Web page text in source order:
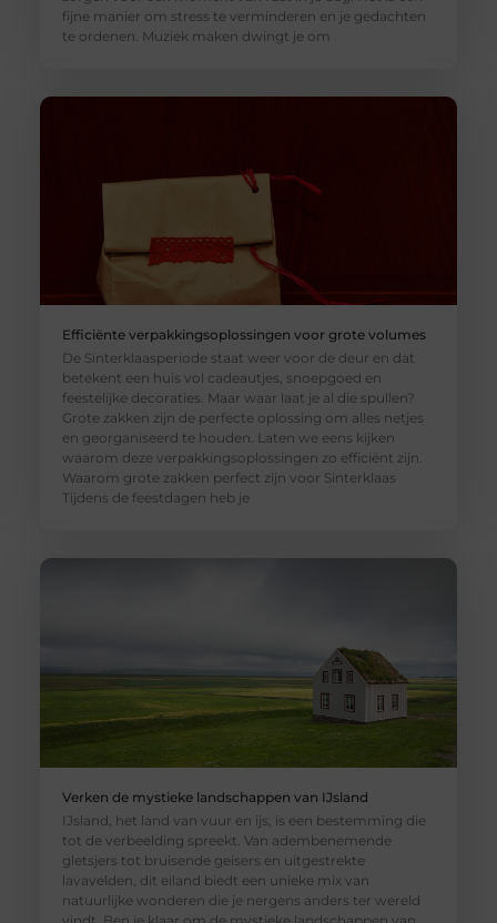
fijne manier om stress te verminderen en je gedachten
te ordenen. Muziek maken dwingt je om
Efficiënte verpakkingsoplossingen voor grote volumes
De Sinterklaasperiode staat weer voor de deur en dat
betekent een huis vol cadeautjes, snoepgoed en
feestelijke decoraties. Maar waar laat je al die spullen?
Grote zakken zijn de perfecte oplossing om alles netjes
en georganiseerd te houden. Laten we eens kijken
waarom deze verpakkingsoplossingen zo efficiënt zijn.
Waarom grote zakken perfect zijn voor Sinterklaas
Tijdens de feestdagen heb je
Verken de mystieke landschappen van IJsland
IJsland, het land van vuur en ijs, is een bestemming die
tot de verbeelding spreekt. Van adembenemende
gletsjers tot bruisende geisers en uitgestrekte
lavavelden, dit eiland biedt een unieke mix van
natuurlijke wonderen die je nergens anders ter wereld